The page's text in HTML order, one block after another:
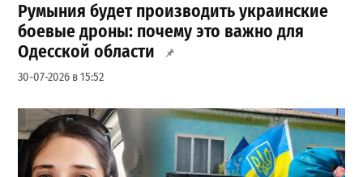
Румыния будет производить украинские
боевые дроны: почему это важно для
Одесской области
30-07-2026 в 15:52